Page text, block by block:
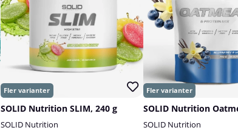
SOLID Nutrition SLIM, 240 g
SOLID Nutrition
SOLID Nutrition